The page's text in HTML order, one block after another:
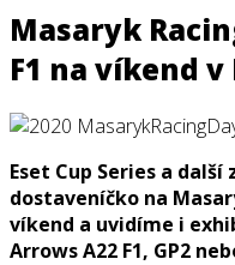
Masaryk
F1 na víkend v
Eset Cup Series a
dostaveníčko na
víkend a uvidíme i
Arrows A22 F1, GP2